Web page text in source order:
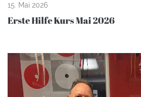
15. Mai 2026
Erste Hilfe Kurs Mai 2026